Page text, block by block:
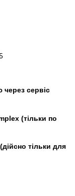
через сервіс
(тільки по
тільки для